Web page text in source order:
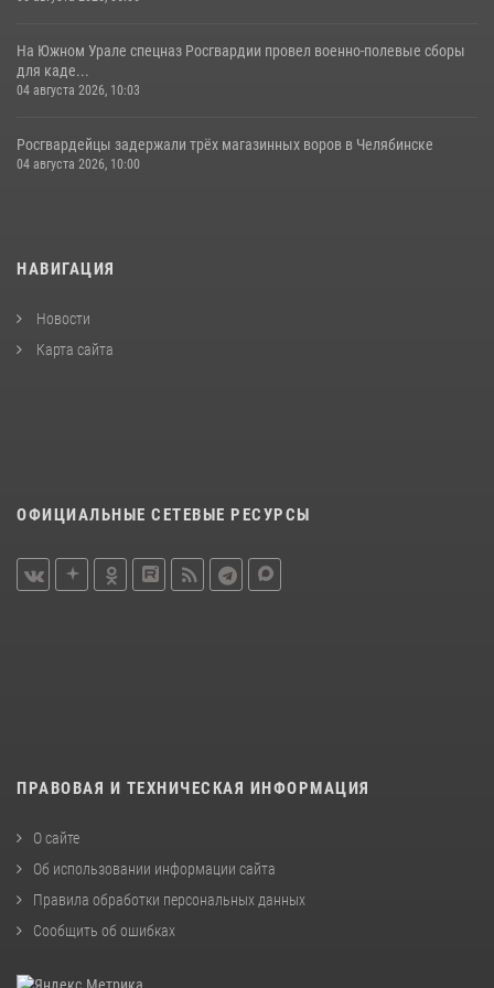
На Южном Урале спецназ Росгвардии провел военно-полевые сборы
для каде...
04 августа 2026, 10:03
Росгвардейцы задержали трёх магазинных воров в Челябинске
04 августа 2026, 10:00
НАВИГАЦИЯ
Новости
Карта сайта
ОФИЦИАЛЬНЫЕ СЕТЕВЫЕ РЕСУРСЫ
ПРАВОВАЯ И ТЕХНИЧЕСКАЯ ИНФОРМАЦИЯ
О сайте
Об использовании информации сайта
Правила обработки персональных данных
Сообщить об ошибках